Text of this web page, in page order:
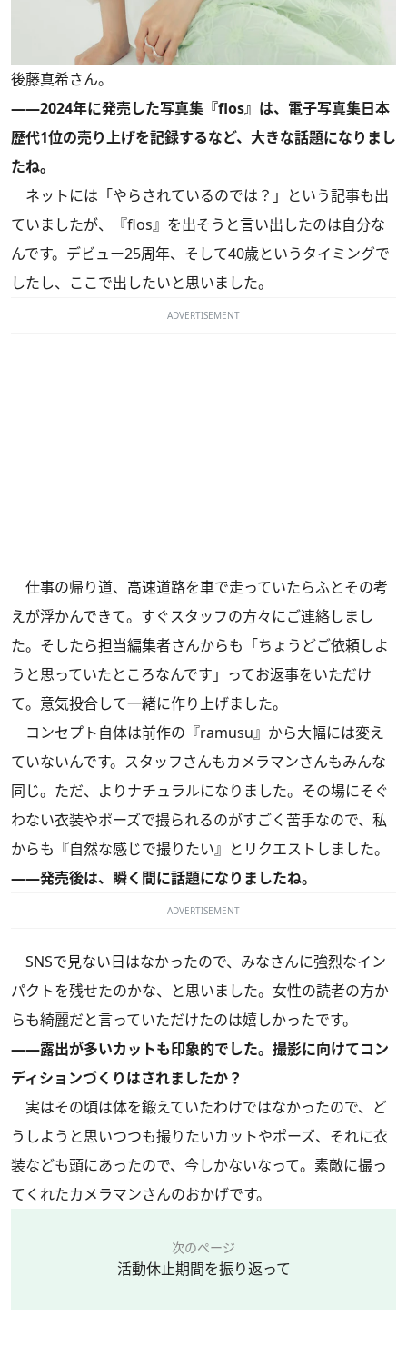
後藤真希さん。
――2024年に発売した写真集『flos』は、電子写真集日本
歴代1位の売り上げを記録するなど、大きな話題になりまし
たね。
ネットには「やらされているのでは？」という記事も出
ていましたが、『flos』を出そうと言い出したのは自分な
んです。デビュー25周年、そして40歳というタイミングで
したし、ここで出したいと思いました。
ADVERTISEMENT
仕事の帰り道、高速道路を車で走っていたらふとその考
えが浮かんできて。すぐスタッフの方々にご連絡しまし
た。そしたら担当編集者さんからも「ちょうどご依頼しよ
うと思っていたところなんです」ってお返事をいただけ
て。意気投合して一緒に作り上げました。
コンセプト自体は前作の『ramusu』から大幅には変え
ていないんです。スタッフさんもカメラマンさんもみんな
同じ。ただ、よりナチュラルになりました。その場にそぐ
わない衣装やポーズで撮られるのがすごく苦手なので、私
からも『自然な感じで撮りたい』とリクエストしました。
――発売後は、瞬く間に話題になりましたね。
ADVERTISEMENT
SNSで見ない日はなかったので、みなさんに強烈なイン
パクトを残せたのかな、と思いました。女性の読者の方か
らも綺麗だと言っていただけたのは嬉しかったです。
――露出が多いカットも印象的でした。撮影に向けてコン
ディションづくりはされましたか？
実はその頃は体を鍛えていたわけではなかったので、ど
うしようと思いつつも撮りたいカットやポーズ、それに衣
装なども頭にあったので、今しかないなって。素敵に撮っ
てくれたカメラマンさんのおかげです。
次のページ
活動休止期間を振り返って